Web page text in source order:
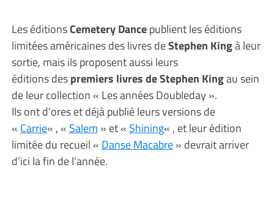
Les éditionsCemetery Dancepublient les éditions
limitées américaines des livres deStephen Kingà leur
sortie, mais ils proposent aussi leurs
éditions despremiers livres de Stephen Kingau sein
de leur collection « Les années Doubleday ».
Ils ont d’ores et déjà publié leurs versions de
« Carrie« , « Salem » et « Shining« , et leur édition
limitée du recueil « Danse Macabre» devrait arriver
d’ici la fin de l’année.